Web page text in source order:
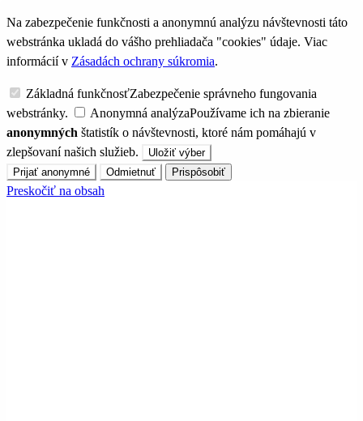
Na zabezpečenie funkčnosti a anonymnú analýzu návštevnosti táto
webstránka ukladá do vášho prehliadača "cookies" údaje. Viac
informácií v Zásadách ochrany súkromia.
Základná funkčnosťZabezpečenie správneho fungovania
webstránky.
Anonymná analýzaPoužívame ich na zbieranie
anonymných štatistík o návštevnosti, ktoré nám pomáhajú v
zlepšovaní našich služieb.
Uložiť výber
Prijať anonymné
Odmietnuť Prispôsobiť
Preskočiť na obsah